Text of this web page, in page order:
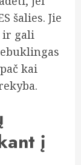
šalies. Jie
ir gali
kai
į